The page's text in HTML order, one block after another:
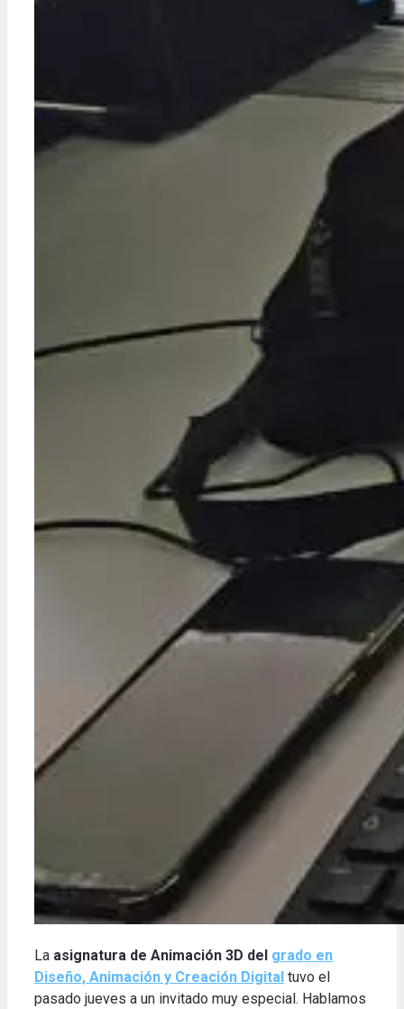
La asignatura de Animación 3D del grado en
Diseño, Animación y Creación Digital tuvo el
pasado jueves a un invitado muy especial. Hablamos